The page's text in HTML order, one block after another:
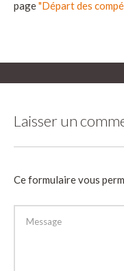
page"Départ des
Laisser un
Ce formulaire vous